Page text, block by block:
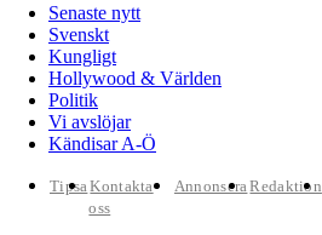
Senaste nytt
Svenskt
Kungligt
Hollywood & Världen
Politik
Vi avslöjar
Kändisar A-Ö
TipsaKontakta
oss
AnnonseraRedaktion